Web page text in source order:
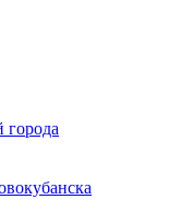
города